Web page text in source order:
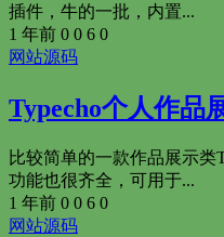
插件，牛的一批，内置...
1 年前 0 0 6 0
网站源码
Typecho个人作品
比较简单的一款作品展示类
功能也很齐全，可用于...
1 年前 0 0 6 0
网站源码